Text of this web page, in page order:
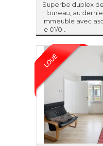
Superbe duplex
+ bureau, au
immeuble avec
le 01/0...